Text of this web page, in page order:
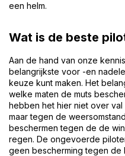
een helm.
Wat is de beste
Aan de hand van onze
belangrijkste voor -en
keuze kunt maken. Het
welke maten de muts
hebben het hier niet over val
maar tegen de
beschermen tegen de de
regen. De ongevoerde
geen bescherming tegen de